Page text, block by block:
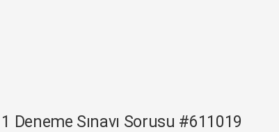
Deneme Sınavı Sorusu #611019